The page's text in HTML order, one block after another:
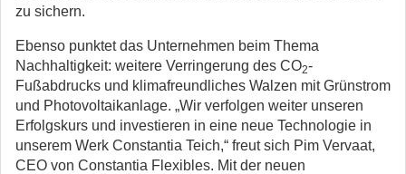
zu sichern.
Ebenso punktet das Unternehmen beim Thema
Nachhaltigkeit: weitere Verringerung des CO2-
Fußabdrucks und klimafreundliches Walzen mit Grünstrom
und Photovoltaikanlage. „Wir verfolgen weiter unseren
Erfolgskurs und investieren in eine neue Technologie in
unserem Werk Constantia Teich,“ freut sich Pim Vervaat,
CEO von Constantia Flexibles. Mit der neuen